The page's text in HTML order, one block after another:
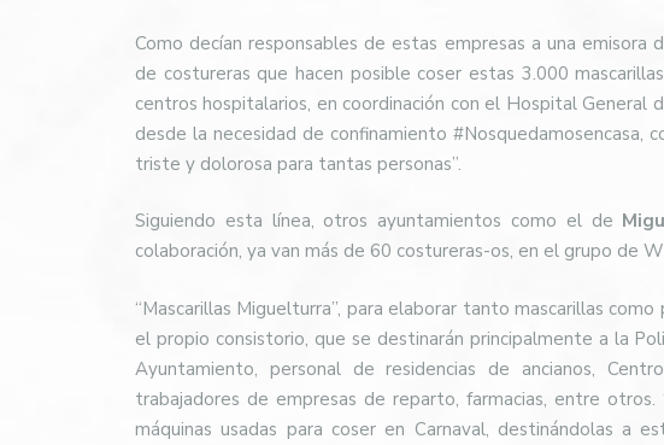
Como decían responsables de estas empresas a una
de costureras que hacen posible coser estas 3.000
centros hospitalarios, en coordinación con el Hospital General
desde la necesidad de confinamiento #Nosquedamosencasa,
triste y dolorosa para tantas personas”.
Siguiendo esta línea, otros ayuntamientos como el de
colaboración, ya van más de 60 costureras-os, en el grupo de
“Mascarillas Miguelturra”, para elaborar tanto mascarillas
el propio consistorio, que se destinarán principalmente a la
Ayuntamiento, personal de residencias de ancianos,
trabajadores de empresas de reparto, farmacias, entre
máquinas usadas para coser en Carnaval, destinándolas a